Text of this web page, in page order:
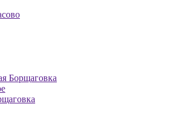
Борщаговка